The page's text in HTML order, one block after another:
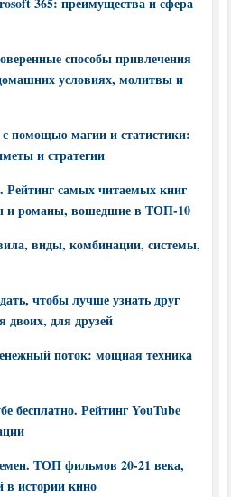
способы привлечения
условиях, молитвы и
помощью магии и статистики:
и стратегии
самых читаемых книг
и романы, вошедшие в ТОП-10
виды, комбинации, системы,
чтобы лучше узнать друг
двоих, для друзей
поток: мощная техника
Рейтинг YouTube
ТОП фильмов 20-21 века,
в истории кино